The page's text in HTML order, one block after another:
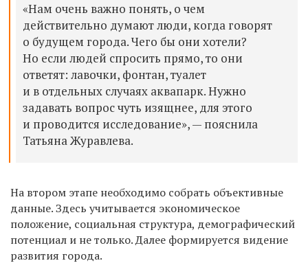
«Нам очень важно понять, о чем
действительно думают люди, когда говорят
о будущем города. Чего бы они хотели?
Но если людей спросить прямо, то они
ответят: лавочки, фонтан, туалет
и в отдельных случаях аквапарк. Нужно
задавать вопрос чуть изящнее, для этого
и проводится исследование», — пояснила
Татьяна Журавлева.
На втором этапе необходимо собрать объективные
данные. Здесь учитывается экономическое
положение, социальная структура, демографический
потенциал и не только. Далее формируется видение
развития города.